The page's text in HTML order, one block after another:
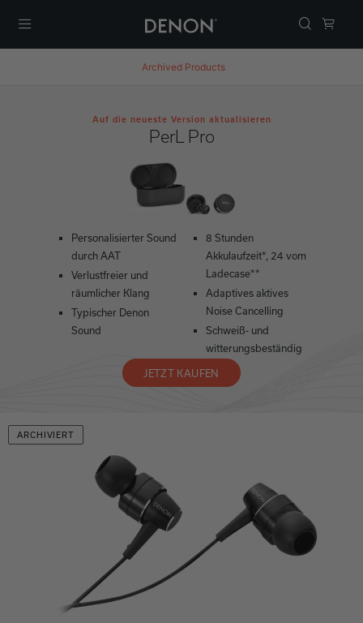
Archived Products
Auf die neueste Version aktualisieren
PerL Pro
Personalisierter Sound
durch AAT
Verlustfreier und
räumlicher Klang
Typischer Denon
Sound
8 Stunden
Akkulaufzeit*, 24 vom
Ladecase**
Adaptives aktives
Noise Cancelling
Schweiß- und
witterungsbeständig
JETZT KAUFEN
ARCHIVIERT